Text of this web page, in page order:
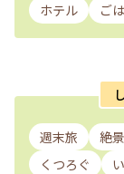
ホテル
ご
週末旅 絶
くつろぐ